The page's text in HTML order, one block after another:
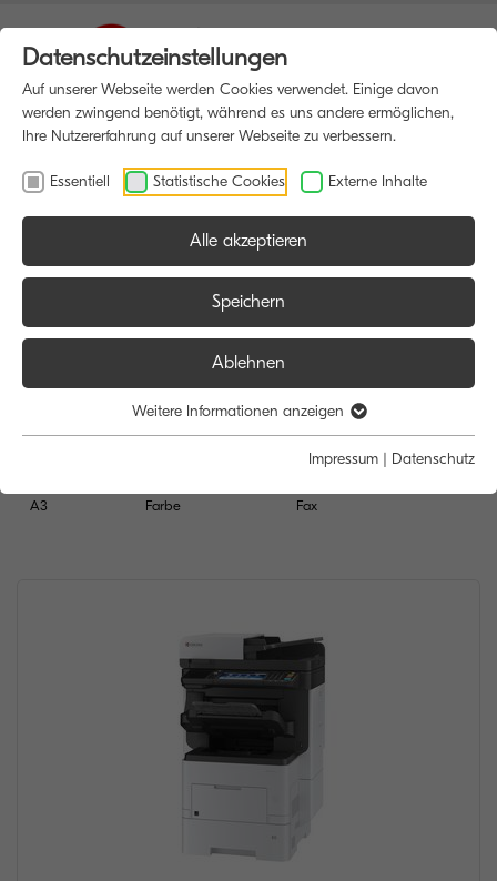
A3 Farbe
Funktion:
Scan
Fax
Datenschutzeinstellungen
Auf unserer Webseite werden Cookies verwendet. Einige davon
werden zwingend benötigt, während es uns andere ermöglichen,
Ihre Nutzererfahrung auf unserer Webseite zu verbessern.
Essentiell Statistische Cookies Externe Inhalte
Alle akzeptieren
Speichern
Ablehnen
Weitere Informationen anzeigen
Impressum | Datenschutz